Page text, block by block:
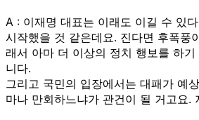
A : 이재명 대표는 이래도 이길 수 있
시작했을 것 같은데요. 진다면 후폭풍
래서 아마 더 이상의 정치 행보를 하
니다.
그리고 국민의 입장에서는 대패가 예
마나 만회하느냐가 관건이 될 거고요.